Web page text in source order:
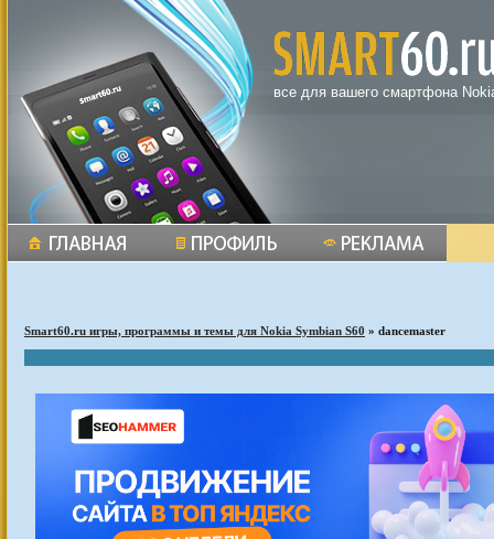
все для вашего смартфона
Smart60.ru игры, программы и темы для Nokia Symbian S60 » dancemaster